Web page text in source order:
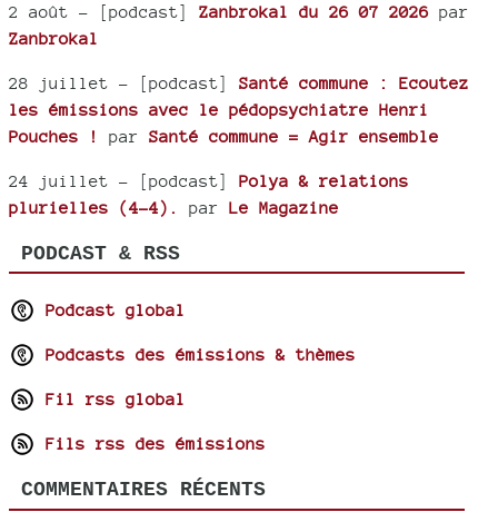
2 août - [podcast] Zanbrokal du 26 07 2026 par
Zanbrokal
28 juillet - [podcast] Santé commune : Ecoutez
les émissions avec le pédopsychiatre Henri
Pouches !
par Santé commune = Agir ensemble
24 juillet - [podcast] Polya & relations
plurielles (4-4).
par Le Magazine
PODCAST & RSS
Podcast global
Podcasts des émissions & thèmes
Fil rss global
Fils rss des émissions
COMMENTAIRES RÉCENTS